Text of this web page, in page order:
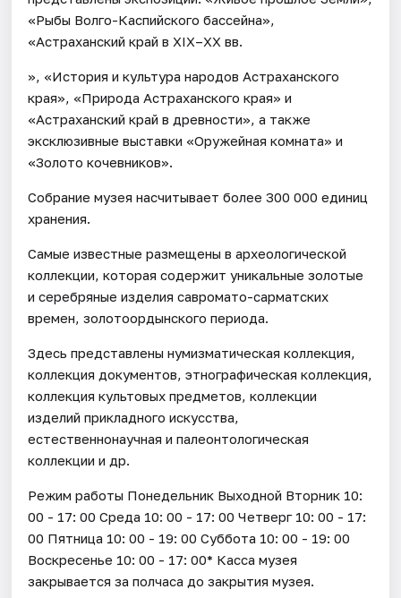
«Рыбы Волго-Каспийского бассейна»,
«Астраханский край в XIX–XX вв.
», «История и культура народов Астраханского
края», «Природа Астраханского края» и
«Астраханский край в древности», а также
эксклюзивные выставки «Оружейная комната» и
«Золото кочевников».
Собрание музея насчитывает более 300 000 единиц
хранения.
Самые известные размещены в археологической
коллекции, которая содержит уникальные золотые
и серебряные изделия савромато-сарматских
времен, золотоордынского периода.
Здесь представлены нумизматическая коллекция,
коллекция документов, этнографическая коллекция,
коллекция культовых предметов, коллекции
изделий прикладного искусства,
естественнонаучная и палеонтологическая
коллекции и др.
Режим работы Понедельник Выходной Вторник 10:
00 - 17: 00 Среда 10: 00 - 17: 00 Четверг 10: 00 - 17:
00 Пятница 10: 00 - 19: 00 Суббота 10: 00 - 19: 00
Воскресенье 10: 00 - 17: 00* Касса музея
закрывается за полчаса до закрытия музея.